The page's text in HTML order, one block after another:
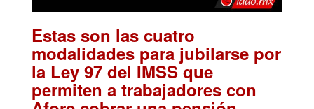
Estas son las cuatro
modalidades para jubilarse por
la Ley 97 del IMSS que
permiten a trabajadores con